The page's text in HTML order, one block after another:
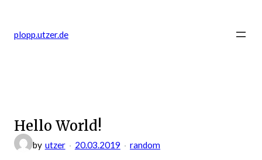
springen
plopp.utzer.de
Hello World!
by utzer 20.03.2019 random